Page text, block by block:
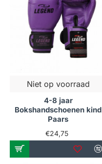
Niet op voorraad
4-8 jaar
Bokshandschoenen kind
Paars
€24,75